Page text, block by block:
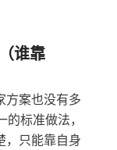
谁靠
方案也没有多
标准做法，
，只能靠自身